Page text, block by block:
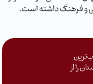
و فرهنگ داشته است.
را از